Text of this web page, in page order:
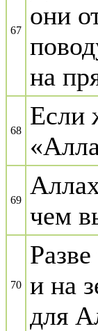
67
они
на
68
Если
69
чем
70
и на
для